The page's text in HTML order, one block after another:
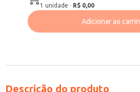
1 unidade · R$ 0,00
Adicionar ao
Descrição do produto